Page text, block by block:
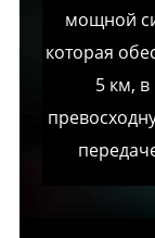
мощной
которая
5 км,